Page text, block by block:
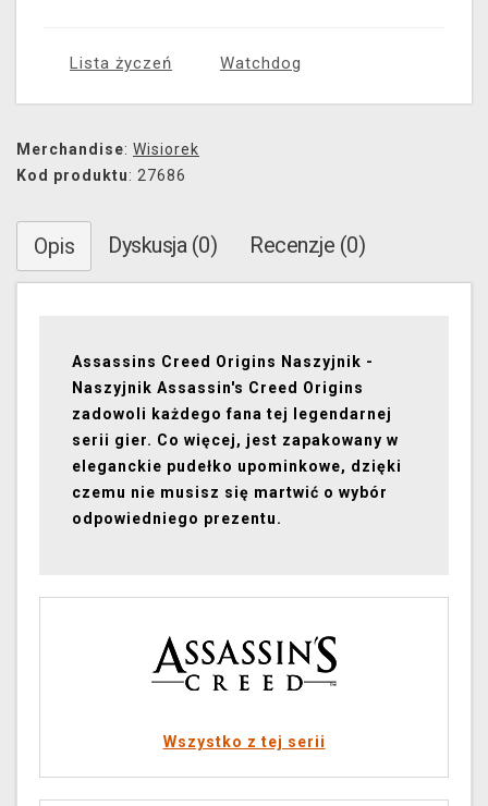
Lista życzeń Watchdog
Merchandise: Wisiorek
Kod produktu: 27686
Opis Dyskusja (0) Recenzje (0)
Assassins Creed Origins Naszyjnik -
Naszyjnik Assassin's Creed Origins
zadowoli każdego fana tej legendarnej
serii gier. Co więcej, jest zapakowany w
eleganckie pudełko upominkowe, dzięki
czemu nie musisz się martwić o wybór
odpowiedniego prezentu.
Wszystko z tej serii